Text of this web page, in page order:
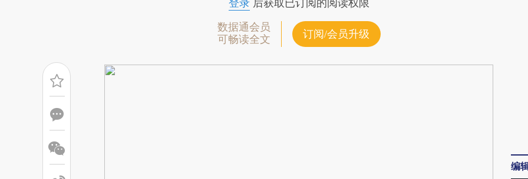
登录后获取已订阅的阅读权限
数据通会员
可畅读全文
订阅/会员升级
编